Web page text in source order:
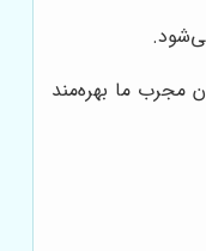
مجرب ما بهره‌مند